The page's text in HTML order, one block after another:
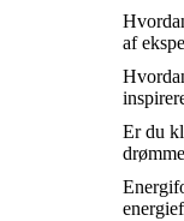
af
Er du